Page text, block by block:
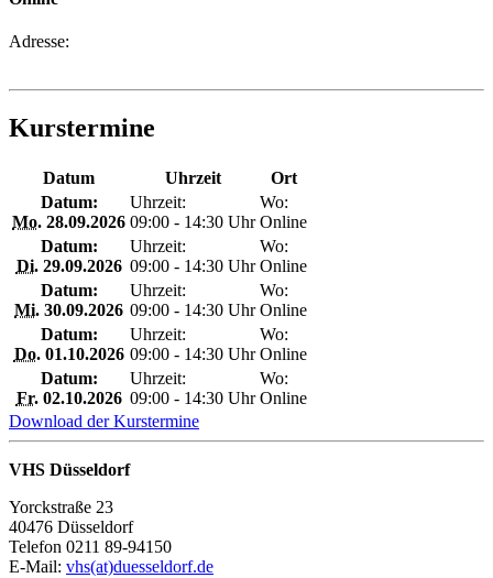
Adresse:
Kurstermine
Datum Uhrzeit
Ort
Datum:
Mo. 28.09.2026
Uhrzeit:
09:00 - 14:30 Uhr
Wo:
Online
Datum:
Di.29.09.2026
Uhrzeit:
09:00 - 14:30 Uhr
Wo:
Online
Datum:
Mi. 30.09.2026
Uhrzeit:
09:00 - 14:30 Uhr
Wo:
Online
Datum:
Do.01.10.2026
Uhrzeit:
09:00 - 14:30 Uhr
Wo:
Online
Datum:
Fr.02.10.2026
Uhrzeit:
09:00 - 14:30 Uhr
Wo:
Online
Download der Kurstermine
VHS Düsseldorf
Yorckstraße 23
40476 Düsseldorf
Telefon 0211 89-94150
E-Mail: vhs(at)duesseldorf.de